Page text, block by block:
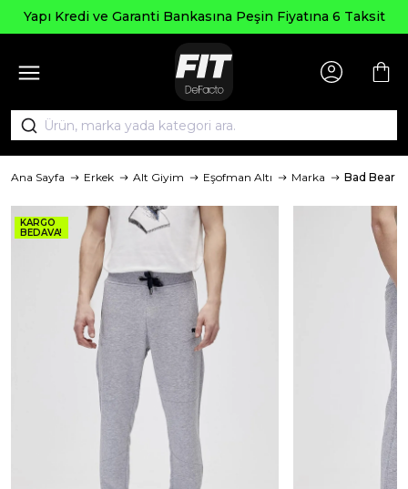
Kredi ve Garanti Bankasına Peşin Fiyatına 6 Taksit
Ana Sayfa Erkek Alt Giyim Eşofman Altı Marka Bad Bear
KARGO
BEDAVA!